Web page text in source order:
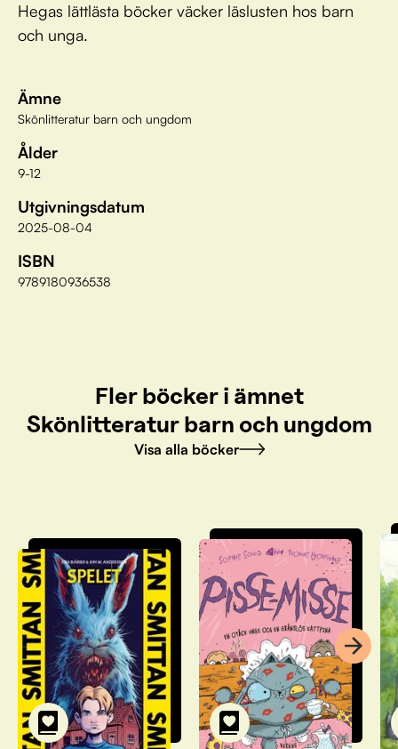
Hegas lättlästa böcker väcker läslusten hos barn
och unga.
Ämne
Skönlitteratur barn och ungdom
Ålder
9-12
Utgivningsdatum
2025-08-04
ISBN
9789180936538
Fler böcker i ämnet
Skönlitteratur barn och ungdom
Visa alla böcker